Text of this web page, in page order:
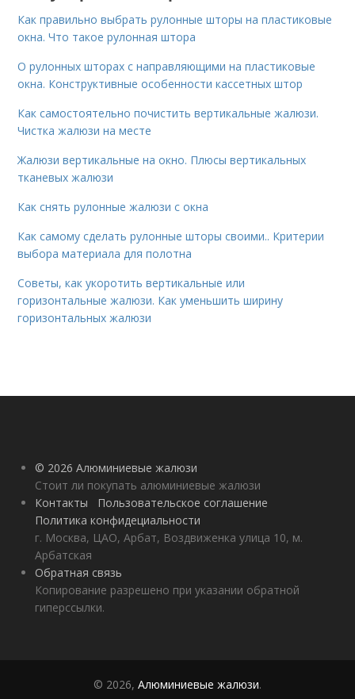
Как правильно выбрать рулонные шторы на пластиковые
окна. Что такое рулонная штора
О рулонных шторах с направляющими на пластиковые
окна. Конструктивные особенности кассетных штор
Как самостоятельно почистить вертикальные жалюзи.
Чистка жалюзи на месте
Жалюзи вертикальные на окно. Плюсы вертикальных
тканевых жалюзи
Как снять рулонные жалюзи с окна
Как самому сделать рулонные шторы своими.. Критерии
выбора материала для полотна
Советы, как укоротить вертикальные или
горизонтальные жалюзи. Как уменьшить ширину
горизонтальных жалюзи
© 2026 Алюминиевые жалюзи
Стоит ли покупать алюминиевые жалюзи
Контакты
Пользовательское соглашение
Политика конфидециальности
г. Москва, ЦАО, Арбат, Воздвиженка улица 10, м.
Арбатская
Обратная связь
Копирование разрешено при указании обратной
гиперссылки.
© 2026, Алюминиевые жалюзи.